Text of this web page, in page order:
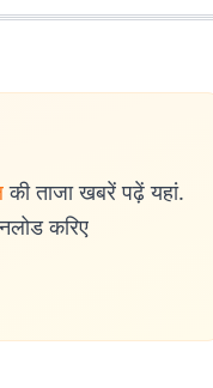
की ताजा खबरें पढ़ें यहां.
करिए